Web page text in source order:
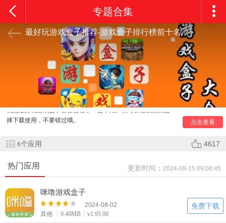
专题合集
最好玩游戏盒子推荐-游戏盒子排行榜前十名
点击查看
最好玩游戏盒子推荐里面汇集超多游戏资源都是非常全面
的，用户可以轻松找到属于自己的精彩游戏世界，各种精彩的
游戏资源都是非常齐全的，非常受广大用户的追捧，小编今天
就把最好玩游戏盒子都整合在了一起，用户们可以在线自由选
择下载使用，不要错过哦。
6个应用 4617
热门应用 更新时间： 2024-08-15 09:08:45
咪噜游戏盒子
2024-08-02
其他
9.40MB v1.95.00
免费下载